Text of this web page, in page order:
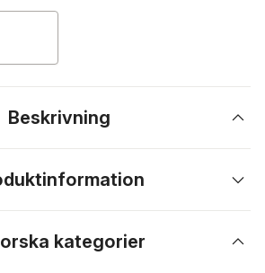
Beskrivning
kategorier